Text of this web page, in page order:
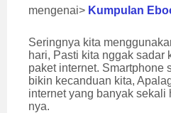
mengenai> Kumpulan
Seringnya kita
hari, Pasti kita nggak sadar
paket internet. Smartphone
bikin kecanduan kita,
internet yang banyak
nya.